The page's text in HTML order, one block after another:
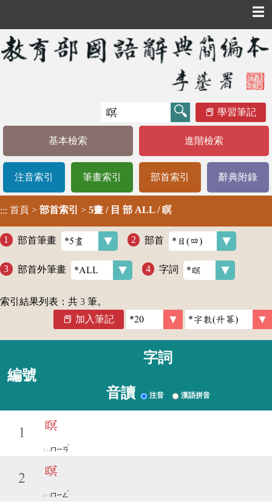
☰
學習筆記
基本檢索 進階檢索
注音索引 筆畫索引 部首索引 辭典附錄
::: 首頁 > 部首索引 > 5畫 / 目 部 ALL / 瞑
部首筆畫 部首
部首外筆畫 字詞
索引結果列表：共 3 筆。
加入筆記
編號
字詞
音讀 注音 漢語拼音
1
瞑
ㄇㄧㄢ
ˋ
2
瞑
ㄇㄧㄥ
ˊ